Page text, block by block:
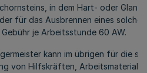
in dem Hart- oder
für das Ausbrennen eines solchen
je Arbeitsstunde 60 AW.
kann im übrigen für die
von Hilfskräften, Arbeitsmaterial